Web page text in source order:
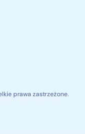
prawa zastrzeżone.